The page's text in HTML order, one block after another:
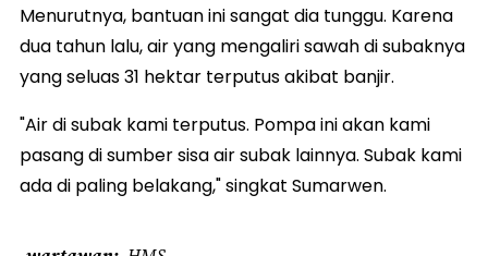
Menurutnya, bantuan ini sangat dia tunggu. Karena
dua tahun lalu, air yang mengaliri sawah di subaknya
yang seluas 31 hektar terputus akibat banjir.
"Air di subak kami terputus. Pompa ini akan kami
pasang di sumber sisa air subak lainnya. Subak kami
ada di paling belakang," singkat Sumarwen.